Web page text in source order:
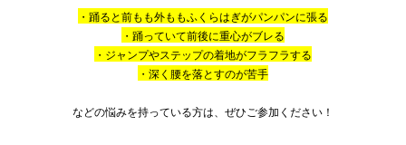
・踊ると前もも外ももふくらはぎがパンパンに張る
・踊っていて前後に重心がブレる
・ジャンプやステップの着地がフラフラする
・深く腰を落とすのが苦手
などの悩みを持っている方は、ぜひご参加ください！